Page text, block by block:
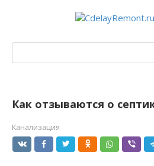
Поиск:
Как отзываются о
Канализация